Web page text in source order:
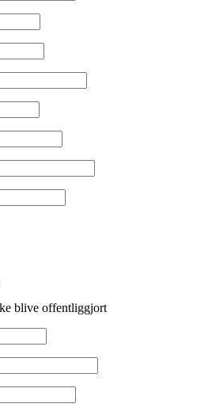
blive offentliggjort